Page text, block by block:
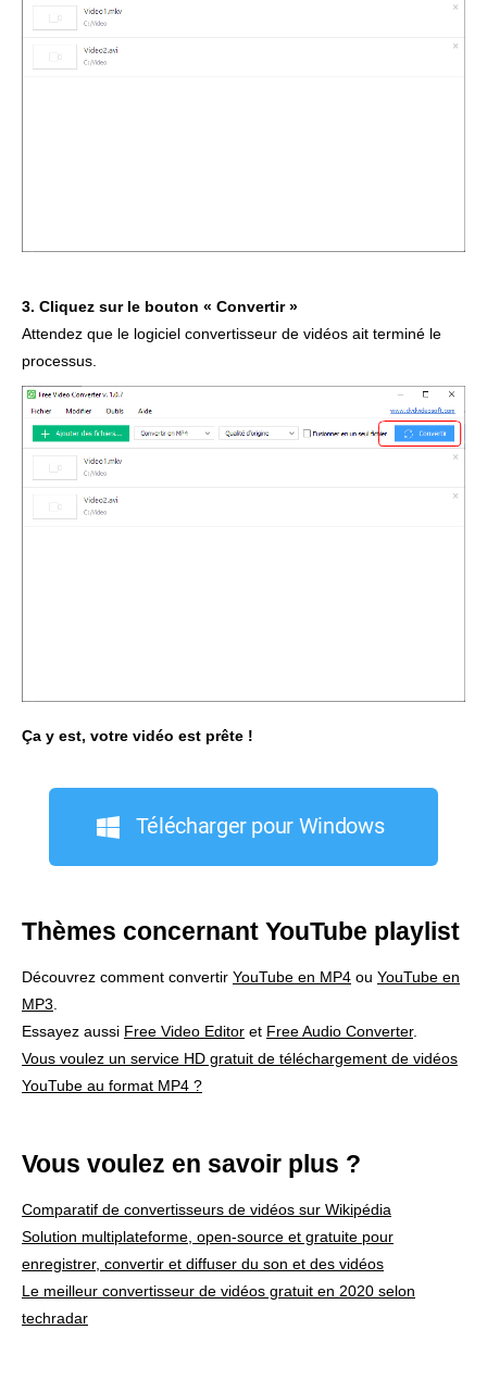
3. Cliquez sur le bouton « Convertir »
Attendez que le logiciel convertisseur de vidéos ait terminé le
processus.
Ça y est, votre vidéo est prête !
Télécharger pour Windows
Thèmes concernant YouTube playlist
Découvrez comment convertir YouTube en MP4 ou YouTube en
MP3
Essayez aussi Free Video Editor et Free Audio Converter.
Vous voulez un service HD gratuit de téléchargement de vidéos
YouTube au format MP4 ?
Vous voulez en savoir plus ?
Comparatif de convertisseurs de vidéos sur Wikipédia
Solution multiplateforme, open-source et gratuite pour
enregistrer, convertir et diffuser du son et des vidéos
Le meilleur convertisseur de vidéos gratuit en 2020 selon
techradar